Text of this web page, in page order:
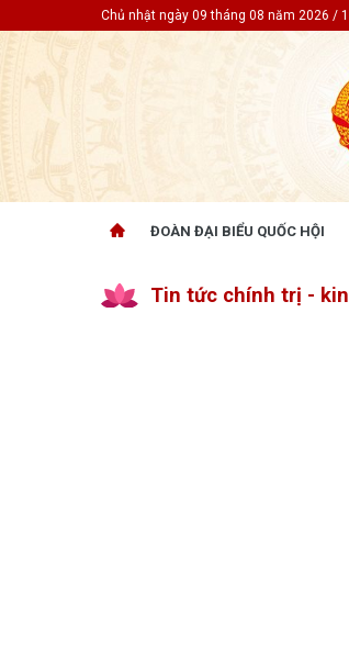
Chủ nhật ngày 09 tháng 08 năm 2026 /
ĐOÀN ĐẠI BIỂU QUỐC HỘI
Tin hoạt độngTin tức chính trị -